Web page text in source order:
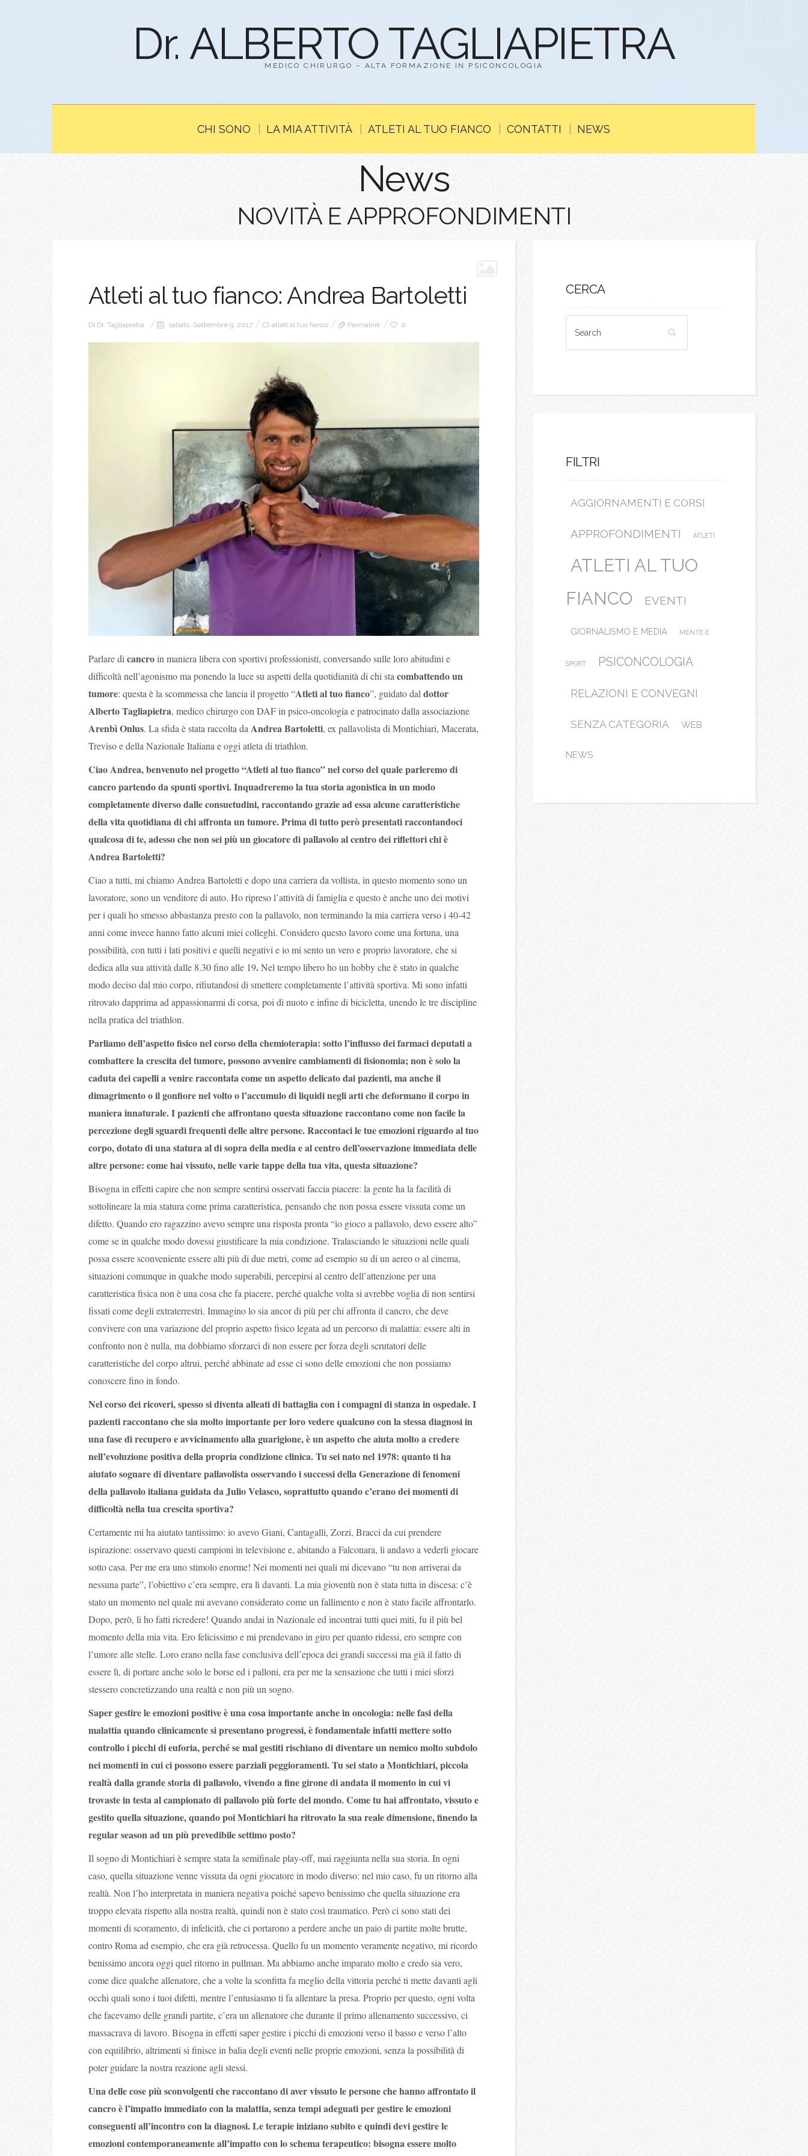
Dr. ALBERTO TAGLIAPIETRA
MEDICO CHIRURGO – ALTA FORMAZIONE IN PSICONCOLOGIA
CHI SONO LA MIA ATTIVITÀ ATLETI AL TUO FIANCO CONTATTI NEWS
News
NOVITÀ E APPROFONDIMENTI
Atleti al tuo fianco: Andrea Bartoletti
Di Dr. Tagliapietra sabato, Settembre 9, 2017 atleti al tuo fianco Permalink 0
Parlare di cancroin maniera libera con sportivi professionisti, conversando sulle loro abitudini e
difficoltà nell’agonismo ma ponendo la luce su aspetti della quotidianità di chi sta combattendo un
tumore: questa è la scommessa che lancia il progetto “Atleti al tuo fianco”, guidato dal dottor
Alberto Tagliapietra, medico chirurgo con DAF in psico-oncologia e patrocinato dalla associazione
Arenbì Onlus. La sfida è stata raccolta da Andrea Bartoletti, ex pallavolista di Montichiari, Macerata,
Treviso e della Nazionale Italiana e oggi atleta di triathlon.
Ciao Andrea, benvenuto nel progetto “Atleti al tuo fianco” nel corso del quale parleremo di
cancro partendo da spunti sportivi. Inquadreremo la tua storia agonistica in un modo
completamente diverso dalle consuetudini, raccontando grazie ad essa alcune caratteristiche
della vita quotidiana di chi affronta un tumore. Prima di tutto però presentati raccontandoci
qualcosa di te, adesso che non sei più un giocatore di pallavolo al centro dei riflettori chi è
Andrea Bartoletti?
Ciao a tutti, mi chiamo Andrea Bartoletti e dopo una carriera da vollista, in questo momento sono un
lavoratore, sono un venditore di auto. Ho ripreso l’attività di famiglia e questo è anche uno dei motivi
per i quali ho smesso abbastanza presto con la pallavolo, non terminando la mia carriera verso i 40-42
anni come invece hanno fatto alcuni miei colleghi. Considero questo lavoro come una fortuna, una
possibilità, con tutti i lati positivi e quelli negativi e io mi sento un vero e proprio lavoratore, che si
dedica alla sua attività dalle 8.30 fino alle 19.Nel tempo libero ho un hobby che è stato in qualche
modo deciso dal mio corpo, rifiutandosi di smettere completamente l’attività sportiva. Mi sono infatti
ritrovato dapprima ad appassionarmi di corsa, poi di nuoto e infine di bicicletta, unendo le tre discipline
nella pratica del triathlon.
Parliamo dell’aspetto fisico nel corso della chemioterapia: sotto l’influsso dei farmaci deputati a
combattere la crescita del tumore, possono avvenire cambiamenti di fisionomia; non è solo la
caduta dei capelli a venire raccontata come un aspetto delicato dai pazienti, ma anche il
dimagrimento o il gonfiore nel volto o l’accumulo di liquidi negli arti che deformano il corpo in
maniera innaturale. I pazienti che affrontano questa situazione raccontano come non facile la
percezione degli sguardi frequenti delle altre persone. Raccontaci le tue emozioni riguardo al tuo
corpo, dotato di una statura al di sopra della media e al centro dell’osservazione immediata delle
altre persone: come hai vissuto, nelle varie tappe della tua vita, questa situazione?
Bisogna in effetti capire che non sempre sentirsi osservati faccia piacere: la gente ha la facilità di
sottolineare la mia statura come prima caratteristica, pensando che non possa essere vissuta come un
difetto. Quando ero ragazzino avevo sempre una risposta pronta “io gioco a pallavolo, devo essere alto”
come se in qualche modo dovessi giustificare la mia condizione. Tralasciando le situazioni nelle quali
possa essere sconveniente essere alti più di due metri, come ad esempio su di un aereo o al cinema,
situazioni comunque in qualche modo superabili, percepirsi al centro dell’attenzione per una
caratteristica fisica non è una cosa che fa piacere, perché qualche volta si avrebbe voglia di non sentirsi
fissati come degli extraterrestri. Immagino lo sia ancor di più per chi affronta il cancro, che deve
convivere con una variazione del proprio aspetto fisico legata ad un percorso di malattia: essere alti in
confronto non è nulla, ma dobbiamo sforzarci di non essere per forza degli scrutatori delle
caratteristiche del corpo altrui, perché abbinate ad esse ci sono delle emozioni che non possiamo
conoscere fino in fondo.
Nel corso dei ricoveri, spesso si diventa alleati di battaglia con i compagni di stanza in ospedale. I
pazienti raccontano che sia molto importante per loro vedere qualcuno con la stessa diagnosi in
una fase di recupero e avvicinamento alla guarigione, è un aspetto che aiuta molto a credere
nell’evoluzione positiva della propria condizione clinica. Tu sei nato nel 1978: quanto ti ha
aiutato sognare di diventare pallavolista osservando i successi della Generazione di fenomeni
della pallavolo italiana guidata da Julio Velasco, soprattutto quando c’erano dei momenti di
difficoltà nella tua crescita sportiva?
Certamente mi ha aiutato tantissimo: io avevo Giani, Cantagalli, Zorzi, Bracci da cui prendere
ispirazione: osservavo questi campioni in televisione e, abitando a Falconara, li andavo a vederli giocare
sotto casa. Per me era uno stimolo enorme! Nei momenti nei quali mi dicevano “tu non arriverai da
nessuna parte”, l’obiettivo c’era sempre, era lì davanti. La mia gioventù non è stata tutta in discesa: c’è
stato un momento nel quale mi avevano considerato come un fallimento e non è stato facile affrontarlo.
Dopo, però, li ho fatti ricredere! Quando andai in Nazionale ed incontrai tutti quei miti, fu il più bel
momento della mia vita. Ero felicissimo e mi prendevano in giro per quanto ridessi, ero sempre con
l’umore alle stelle. Loro erano nella fase conclusiva dell’epoca dei grandi successi ma già il fatto di
essere lì, di portare anche solo le borse ed i palloni, era per me la sensazione che tutti i miei sforzi
stessero concretizzando una realtà e non più un sogno.
Saper gestire le emozioni positive è una cosa importante anche in oncologia: nelle fasi della
malattia quando clinicamente si presentano progressi, è fondamentale infatti mettere sotto
controllo i picchi di euforia, perché se mal gestiti rischiano di diventare un nemico molto subdolo
nei momenti in cui ci possono essere parziali peggioramenti. Tu sei stato a Montichiari, piccola
realtà dalla grande storia di pallavolo, vivendo a fine girone di andata il momento in cui vi
trovaste in testa al campionato di pallavolo più forte del mondo. Come tu hai affrontato, vissuto e
gestito quella situazione, quando poi Montichiari ha ritrovato la sua reale dimensione, finendo la
regular season ad un più prevedibile settimo posto?
Il sogno di Montichiari è sempre stata la semifinale play-off, mai raggiunta nella sua storia. In ogni
caso, quella situazione venne vissuta da ogni giocatore in modo diverso: nel mio caso, fu un ritorno alla
realtà. Non l’ho interpretata in maniera negativa poiché sapevo benissimo che quella situazione era
troppo elevata rispetto alla nostra realtà, quindi non è stato così traumatico. Però ci sono stati dei
momenti di scoramento, di infelicità, che ci portarono a perdere anche un paio di partite molte brutte,
contro Roma ad esempio, che era già retrocessa. Quello fu un momento veramente negativo, mi ricordo
benissimo ancora oggi quel ritorno in pullman. Ma abbiamo anche imparato molto e credo sia vero,
come dice qualche allenatore, che a volte la sconfitta fa meglio della vittoria perché ti mette davanti agli
occhi quali sono i tuoi difetti, mentre l’entusiasmo ti fa allentare la presa. Proprio per questo, ogni volta
che facevamo delle grandi partite, c’era un allenatore che durante il primo allenamento successivo, ci
massacrava di lavoro. Bisogna in effetti saper gestire i picchi di emozioni verso il basso e verso l’alto
con equilibrio, altrimenti si finisce in balia degli eventi nelle proprie emozioni, senza la possibilità di
poter guidare la nostra reazione agli stessi.
Una delle cose più sconvolgenti che raccontano di aver vissuto le persone che hanno affrontato il
cancro è l’impatto immediato con la malattia, senza tempi adeguati per gestire le emozioni
conseguenti all’incontro con la diagnosi. Le terapie iniziano subito e quindi devi gestire le
emozioni contemporaneamente all’impatto con lo schema terapeutico: bisogna essere molto
CERCA
FILTRI
AGGIORNAMENTI E CORSI
APPROFONDIMENTI ATLETI
ATLETI AL TUO
FIANCO
EVENTI
GIORNALISMO E MEDIA MENTE E
SPORT PSICONCOLOGIA
RELAZIONI E CONVEGNI
SENZA CATEGORIA WEB
NEWS